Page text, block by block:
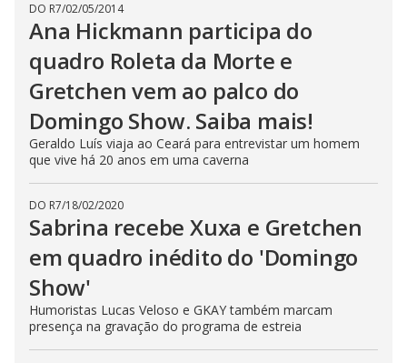
DO R7/02/05/2014
Ana Hickmann participa do
quadro Roleta da Morte e
Gretchen vem ao palco do
Domingo Show. Saiba mais!
Geraldo Luís viaja ao Ceará para entrevistar um homem
que vive há 20 anos em uma caverna
DO R7/18/02/2020
Sabrina recebe Xuxa e Gretchen
em quadro inédito do 'Domingo
Show'
Humoristas Lucas Veloso e GKAY também marcam
presença na gravação do programa de estreia